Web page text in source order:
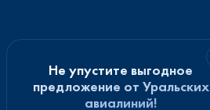
Не упустите выгодное
предложение от Уральских
авиалиний!